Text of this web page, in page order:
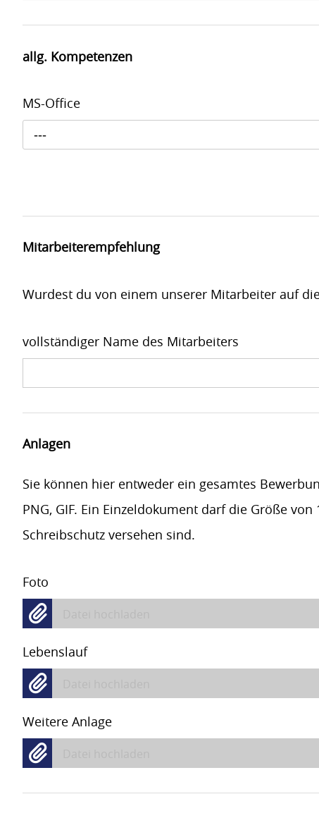
allg. Kompetenzen
MS-Office
---
Mitarbeiterempfehlung
Wurdest du von einem unserer Mitarbeiter auf
vollständiger Name des Mitarbeiters
Anlagen
Sie können hier entweder ein gesamtes
PNG, GIF. Ein Einzeldokument darf die Größe
Schreibschutz versehen sind.
Foto
Lebenslauf
Weitere Anlage